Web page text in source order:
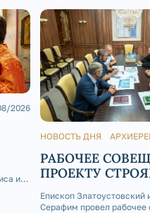
2026
и
НОВОСТЬ ДНЯ
РАБОЧЕЕ
ПРОЕКТУ
ЗЛАТОУСТА
Епископ Златоустовский
Серафим провел рабочее